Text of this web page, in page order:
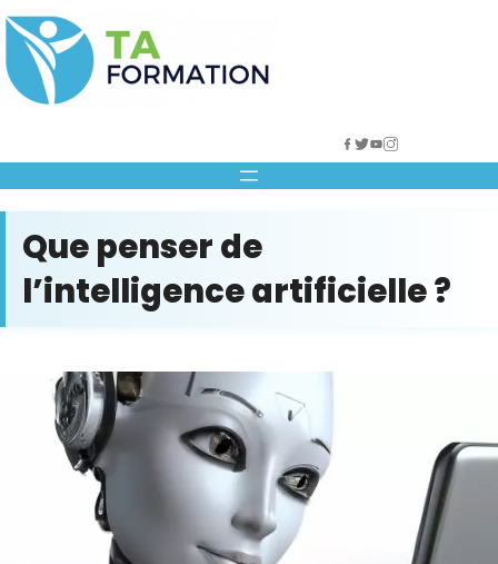
Skip
to
content
Que penser de
l’intelligence artificielle ?